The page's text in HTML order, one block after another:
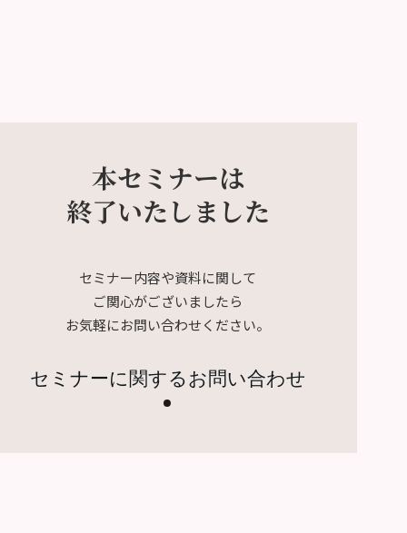
本セミナーは
終了いたしました
セミナー内容や資料に関して
ご関心がございましたら
お気軽にお問い合わせください。
セミナーに関するお問い合わせ